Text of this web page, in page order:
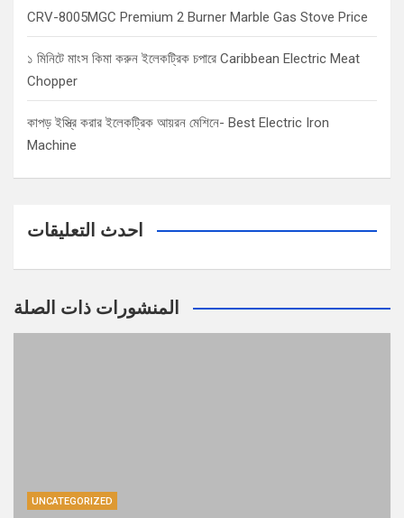
CRV-8005MGC Premium 2 Burner Marble Gas Stove Price
১ মিনিটে মাংস কিমা করুন ইলেকট্রিক চপারে Caribbean Electric Meat
Chopper
কাপড় ইস্ত্রি করার ইলেকট্রিক আয়রন মেশিনে- Best Electric Iron
Machine
احدث التعليقات
المنشورات ذات الصلة
UNCATEGORIZED